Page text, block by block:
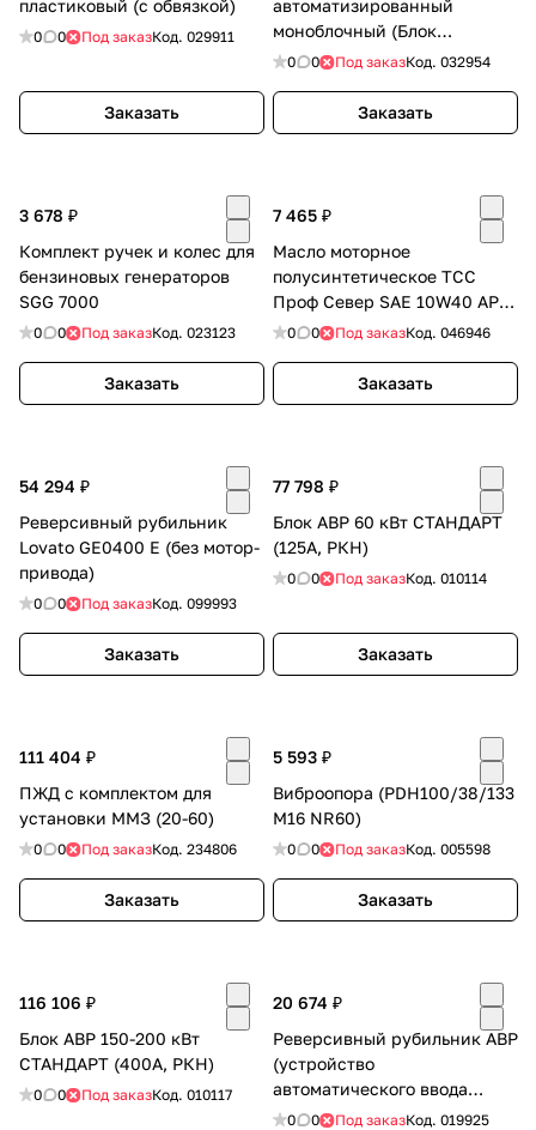
пластиковый (с обвязкой)
0 0 Под заказКод. 029911
Заказать
автоматизированный
моноблочный (Блок
автоматического ввода
0 0 Под заказКод. 032954
Заказать
3 678 ₽
Комплект ручек и колес для
бензиновых генераторов
SGG 7000
0 0 Под заказКод. 023123
Заказать
7 465 ₽
Масло моторное
полусинтетическое ТСС
Проф Север SAE 10W40 API
CI-4/SL канистра 20л/Motor
0 0 Под заказКод. 046946
Заказать
54 294 ₽
Реверсивный рубильник
Lovato GE0400 E (без мотор-
привода)
0 0 Под заказКод. 099993
Заказать
77 798 ₽
Блок АВР 60 кВт СТАНДАРТ
(125А, РКН)
0 0 Под заказКод. 010114
Заказать
111 404 ₽
ПЖД с комплектом для
установки ММЗ (20-60)
0 0 Под заказКод. 234806
Заказать
5 593 ₽
Виброопора (PDH100/38/133
M16 NR60)
0 0 Под заказКод. 005598
Заказать
116 106 ₽
Блок АВР 150-200 кВт
СТАНДАРТ (400А, РКН)
0 0 Под заказКод. 010117
20 674 ₽
Реверсивный рубильник АВР
(устройство
автоматического ввода
резерва) SHIQ5-250 4P
0 0 Под заказКод. 019925
об оплате Плайтом
plait.ru